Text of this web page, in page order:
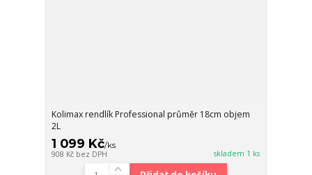
Kolimax rendlík Professional průměr 18cm objem
2L
1 099 Kč/ks
908 Kč bez DPH skladem 1 ks